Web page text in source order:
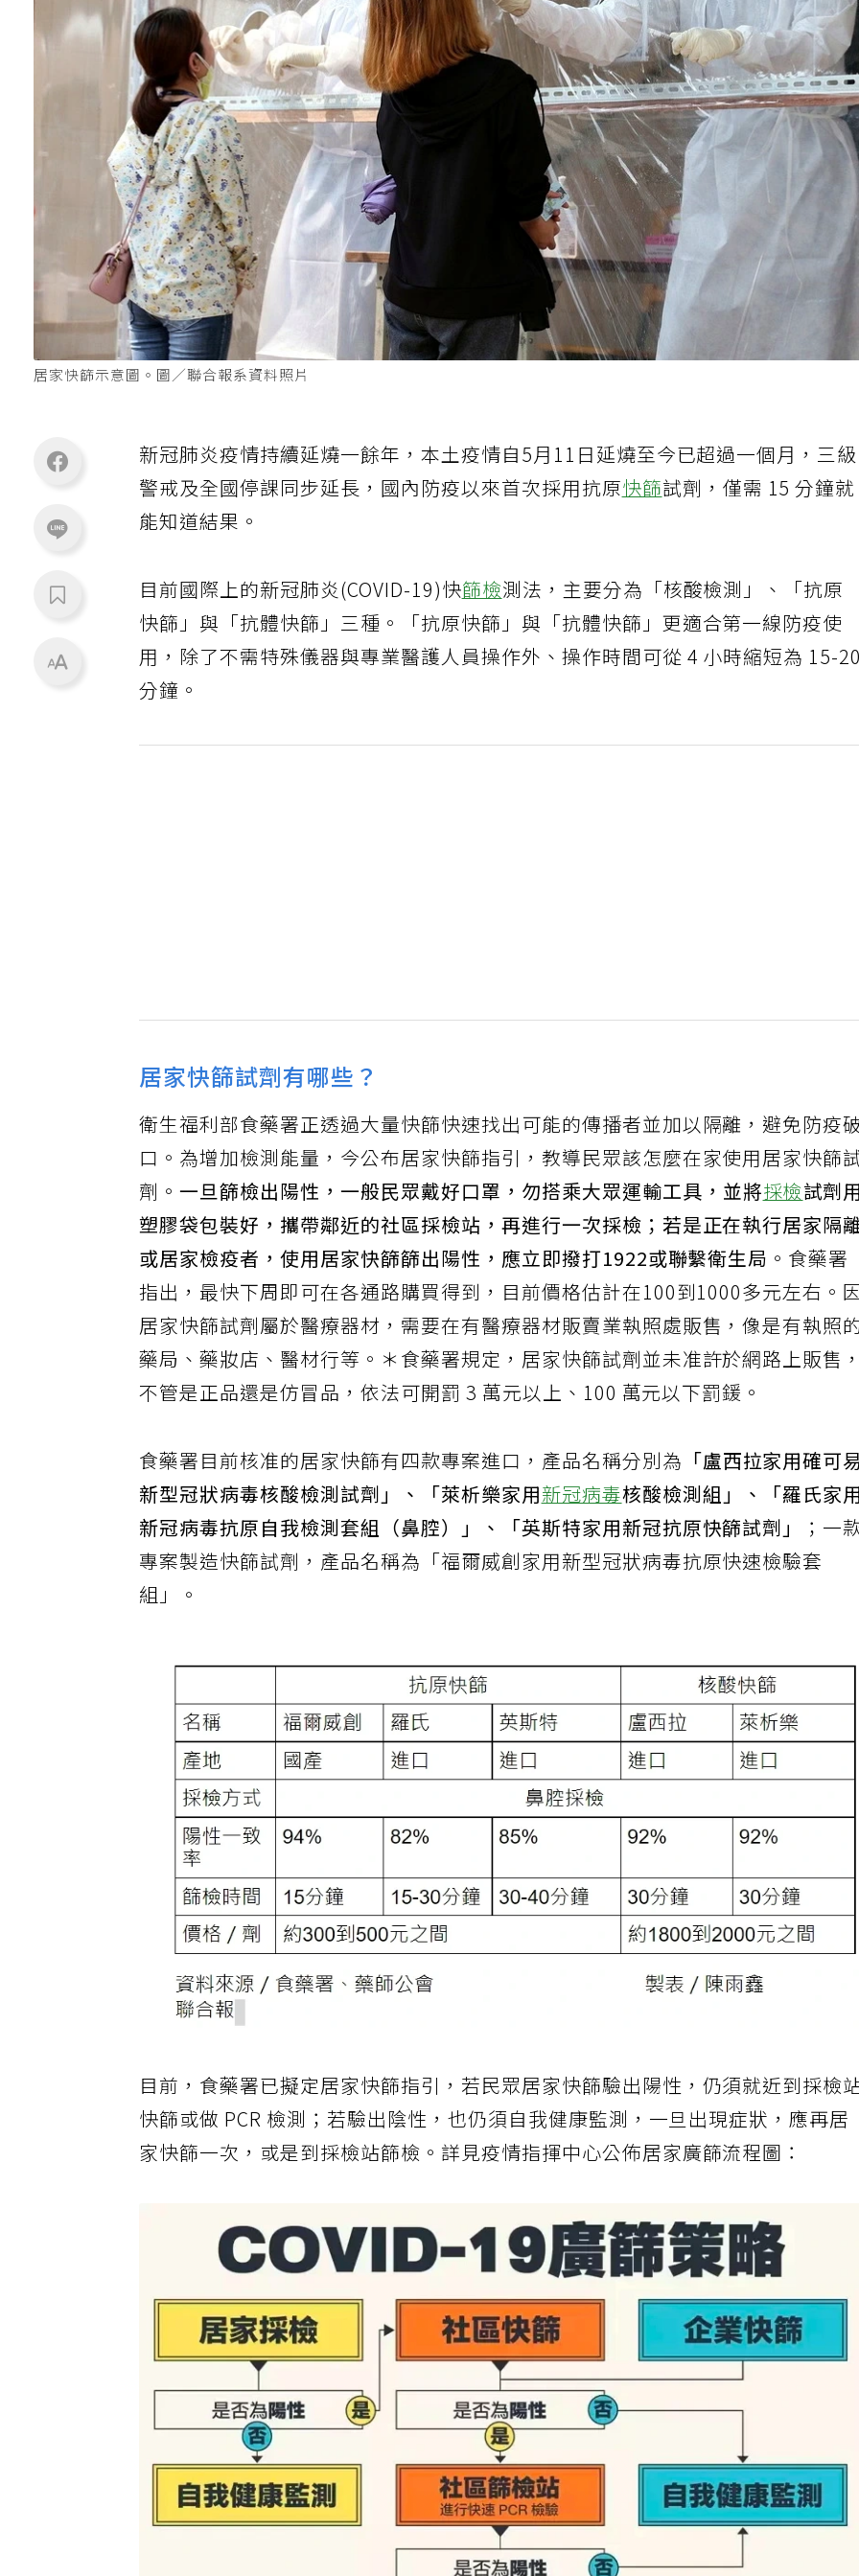
居家快篩示意圖。圖／聯合報系資料照片
新冠肺炎疫情持續延燒一餘年，本土疫情自5月11日延燒至今已超過一個月，三級
警戒及全國停課同步延長，國內防疫以來首次採用抗原快篩試劑，僅需 15 分鐘就
能知道結果。
目前國際上的新冠肺炎(COVID-19)快篩檢測法，主要分為「核酸檢測」、「抗原
快篩」與「抗體快篩」三種。「抗原快篩」與「抗體快篩」更適合第一線防疫使
用，除了不需特殊儀器與專業醫護人員操作外、操作時間可從 4 小時縮短為 15-20
分鐘。
居家快篩試劑有哪些？
衛生福利部食藥署正透過大量快篩快速找出可能的傳播者並加以隔離，避免防疫
口。為增加檢測能量，今公布居家快篩指引，教導民眾該怎麼在家使用居家快篩
劑。一旦篩檢出陽性，一般民眾戴好口罩，勿搭乘大眾運輸工具，並將採檢試劑用
塑膠袋包裝好，攜帶鄰近的社區採檢站，再進行一次採檢；若是正在執行居家隔
或居家檢疫者，使用居家快篩篩出陽性，應立即撥打1922或聯繫衛生局 。食藥署
指出，最快下周即可在各通路購買得到，目前價格估計在100到1000多元左右。
居家快篩試劑屬於醫療器材，需要在有醫療器材販賣業執照處販售，像是有執照
藥局、藥妝店、醫材行等。＊食藥署規定，居家快篩試劑並未准許於網路上販售，
不管是正品還是仿冒品，依法可開罰 3 萬元以上、100 萬元以下罰鍰。
食藥署目前核准的居家快篩有四款專案進口，產品名稱分別為 「盧西拉家用確可易
新型冠狀病毒核酸檢測試劑」、「萊析樂家用新冠病毒核酸檢測組」、「羅氏家用
新冠病毒抗原自我檢測套組（鼻腔）」、「英斯特家用新冠抗原快篩試劑」 ；一
專案製造快篩試劑，產品名稱為「福爾威創家用新型冠狀病毒抗原快速檢驗套
組」。
目前，食藥署已擬定居家快篩指引，若民眾居家快篩驗出陽性，仍須就近到採檢
快篩或做 PCR 檢測；若驗出陰性，也仍須自我健康監測，一旦出現症狀，應再居
家快篩一次，或是到採檢站篩檢。詳見疫情指揮中心公佈居家廣篩流程圖：